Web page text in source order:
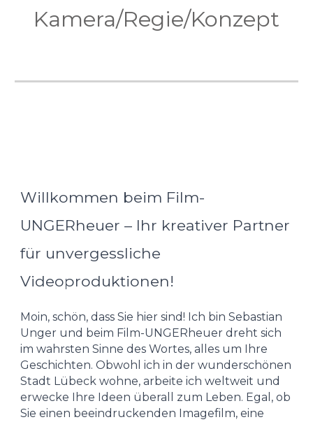
Kamera/Regie/Konzept
Willkommen beim Film-
UNGERheuer – Ihr kreativer Partner
für unvergessliche
Videoproduktionen!
Moin, schön, dass Sie hier sind! Ich bin Sebastian
Unger und beim Film-UNGERheuer dreht sich
im wahrsten Sinne des Wortes, alles um Ihre
Geschichten. Obwohl ich in der wunderschönen
Stadt Lübeck wohne, arbeite ich weltweit und
erwecke Ihre Ideen überall zum Leben. Egal, ob
Sie einen beeindruckenden Imagefilm, eine